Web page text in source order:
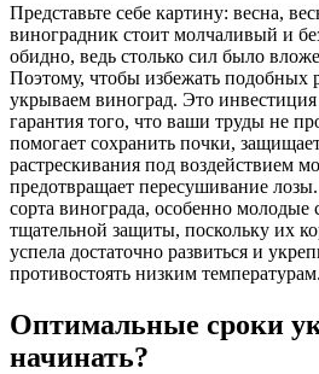
Представьте себе картину: весна,
виноградник стоит молчаливый и
обидно, ведь столько сил было
Поэтому, чтобы избежать подобных
укрываем виноград. Это
гарантия того, что ваши труды не
помогает сохранить почки,
растрескивания под воздействием
предотвращает пересушивание
сорта винограда, особенно
тщательной защиты, поскольку их
успела достаточно развиться и
противостоять низким температурам.
Оптимальные сроки
начинать?